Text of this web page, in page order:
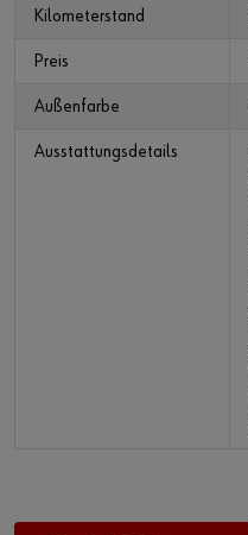
Kilometerstand
Preis
Außenfarbe
Ausstattungsdetails